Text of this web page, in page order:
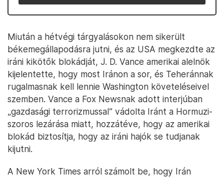
Miután a hétvégi tárgyalásokon nem sikerült
békemegállapodásra jutni, és az USA megkezdte az
iráni kikötők blokádját, J. D. Vance amerikai alelnök
kijelentette, hogy most Iránon a sor, és Teheránnak
rugalmasnak kell lennie Washington követeléseivel
szemben. Vance a Fox Newsnak adott interjúban
„gazdasági terrorizmussal” vádolta Iránt a Hormuzi-
szoros lezárása miatt, hozzátéve, hogy az amerikai
blokád biztosítja, hogy az iráni hajók se tudjanak
kijutni.
A New York Times arról számolt be, hogy Irán